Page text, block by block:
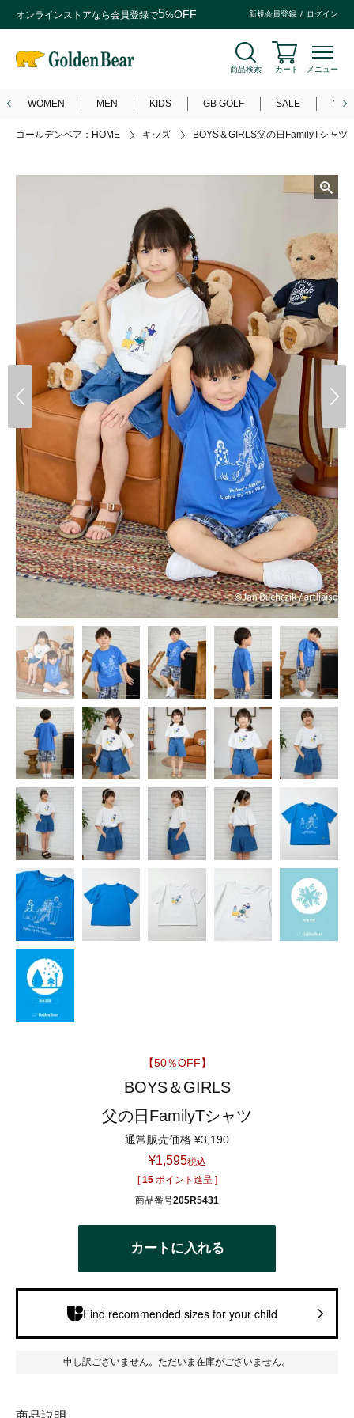
オンラインストアなら会員登録で5%OFF 新規会員登録 ログイン
商品検索 カート メニュー
WOMEN MEN KIDS GB GOLF SALE
ゴールデンベア：HOME キッズ BOYS＆GIRLS父の日FamilyTシャツ
【50％OFF】
BOYS＆GIRLS
父の日FamilyTシャツ
通常販売価格 ¥3,190
¥1,595税込
[ 15 ポイント進呈 ]
商品番号205R5431
カートに入れる
Find recommended sizes for your child
申し訳ございません。ただいま在庫がございません。